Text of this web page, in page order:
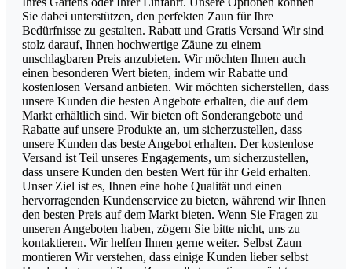
Sie dabei unterstützen, den perfekten Zaun für Ihre
Bedürfnisse zu gestalten. Rabatt und Gratis Versand Wir sind
stolz darauf, Ihnen hochwertige Zäune zu einem
unschlagbaren Preis anzubieten. Wir möchten Ihnen auch
einen besonderen Wert bieten, indem wir Rabatte und
kostenlosen Versand anbieten. Wir möchten sicherstellen, dass
unsere Kunden die besten Angebote erhalten, die auf dem
Markt erhältlich sind. Wir bieten oft Sonderangebote und
Rabatte auf unsere Produkte an, um sicherzustellen, dass
unsere Kunden das beste Angebot erhalten. Der kostenlose
Versand ist Teil unseres Engagements, um sicherzustellen,
dass unsere Kunden den besten Wert für ihr Geld erhalten.
Unser Ziel ist es, Ihnen eine hohe Qualität und einen
hervorragenden Kundenservice zu bieten, während wir Ihnen
den besten Preis auf dem Markt bieten. Wenn Sie Fragen zu
unseren Angeboten haben, zögern Sie bitte nicht, uns zu
kontaktieren. Wir helfen Ihnen gerne weiter. Selbst Zaun
montieren Wir verstehen, dass einige Kunden lieber selbst